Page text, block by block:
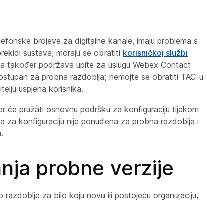
brojeve za digitalne kanale, imaju problema s
sustava, moraju se obratiti korisničkoj službi
također podržava upite za uslugu Webex Contact
za probna razdoblja; nemojte se obratiti TAC-u
uspjeha korisnika.
će pružati osnovnu podršku za konfiguraciju tijekom
za konfiguraciju nije ponuđena za probna razdoblja i
probne verzije
razdoblje za bilo koju novu ili postojeću organizaciju,